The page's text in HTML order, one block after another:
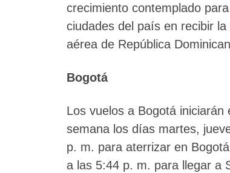
crecimiento contemplado
ciudades del país en recibir
aérea de República
Bogotá
Los vuelos a Bogotá
semana los días martes,
p. m. para aterrizar en
a las 5:44 p. m. para llegar a